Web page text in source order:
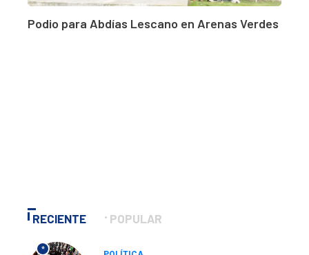
Podio para Abdías Lescano en Arenas Verdes
RECIENTE POPULAR
*